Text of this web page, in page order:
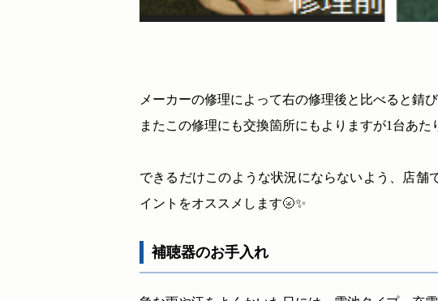
補聴器メーカー ワ
メーカーの修理によって右の修理後と比べると錆
またこの修理にも交換箇所にもよりますが1台あ
できるだけこのような状況にならないよう、店舗
イントをオススメします🌝✨
補聴器のお手入れ